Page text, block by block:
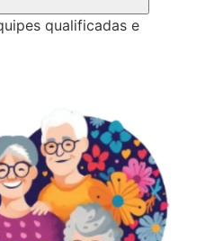
qualificadas e